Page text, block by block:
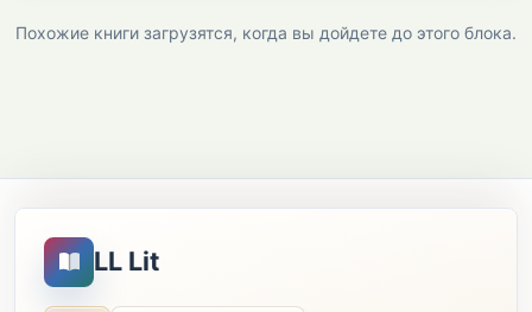
Похожие книги загрузятся, когда вы дойдете до этого блока.
LL Lit